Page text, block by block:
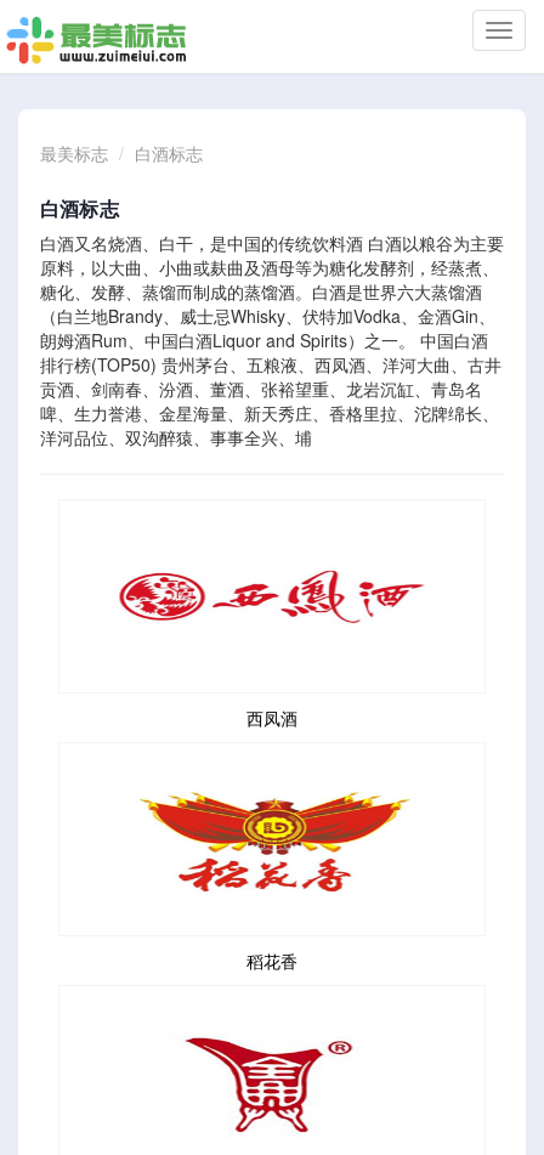
切
换
最美标志
白酒标志
白酒标志
白酒又名烧酒、白干，是中国的传统饮料酒 白酒以粮谷为主要
原料，以大曲、小曲或麸曲及酒母等为糖化发酵剂，经蒸煮、
糖化、发酵、蒸馏而制成的蒸馏酒。白酒是世界六大蒸馏酒
（白兰地Brandy、威士忌Whisky、伏特加Vodka、金酒Gin、
朗姆酒Rum、中国白酒Liquor and Spirits）之一。 中国白酒
排行榜(TOP50) 贵州茅台、五粮液、西凤酒、洋河大曲、古井
贡酒、剑南春、汾酒、董酒、张裕望重、龙岩沉缸、青岛名
啤、生力誉港、金星海量、新天秀庄、香格里拉、沱牌绵长、
洋河品位、双沟醉猿、事事全兴、埔
西凤酒
稻花香